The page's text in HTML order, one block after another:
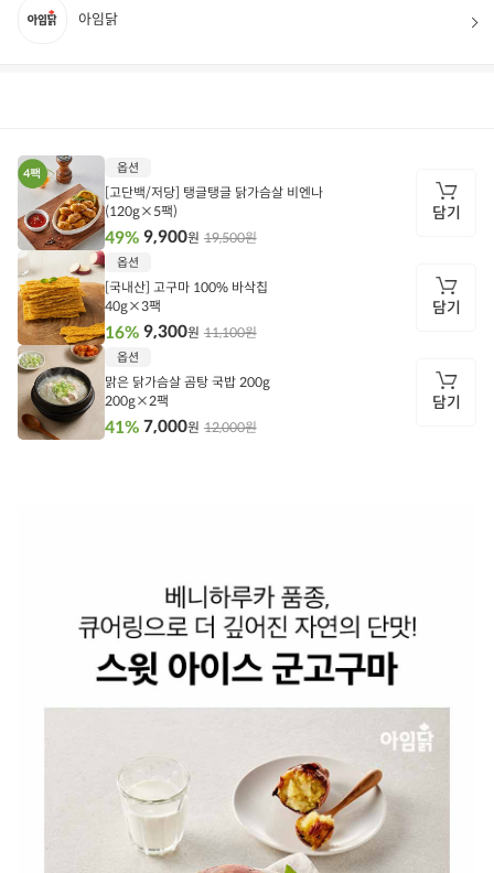
아임닭
상
품
정
담
기
옵션
[고단백/저당] 탱글탱글 닭가슴살 비엔나
(120g×5팩)
19,500원
49% 9,900원
담기
담
기
옵션
[국내산] 고구마 100% 바삭칩
40g×3팩
11,100원
16% 9,300원
담기
담
옵션
맑은 닭가슴살 곰탕 국밥 200g
200g×2팩
12,000원
41% 7,000원
담기